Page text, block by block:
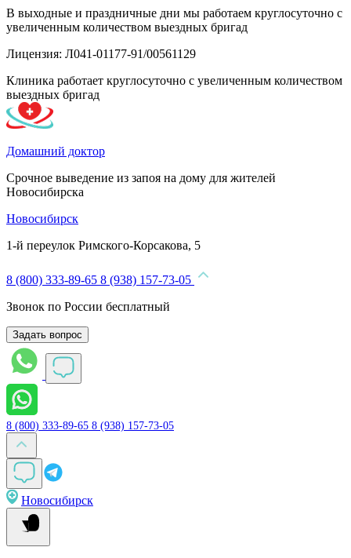
В выходные и праздничные дни мы работаем круглосуточно с
увеличенным количеством выездных бригад
Лицензия: Л041-01177-91/00561129
Клиника работает круглосуточно с увеличенным количеством
выездных бригад
Домашний доктор
Срочное выведение из запоя на дому для жителей
Новосибирска
Новосибирск
1-й переулок Римского-Корсакова, 5
8 (800) 333-89-65 8 (938) 157-73-05
Звонок по России бесплатный
Задать вопрос
8 (800) 333-89-65 8 (938) 157-73-05
Новосибирск